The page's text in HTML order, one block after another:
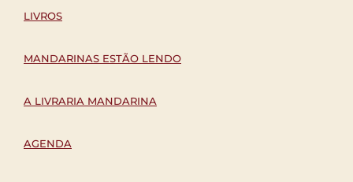
LIVROS
MANDARINAS ESTÃO LENDO
A LIVRARIA MANDARINA
AGENDA